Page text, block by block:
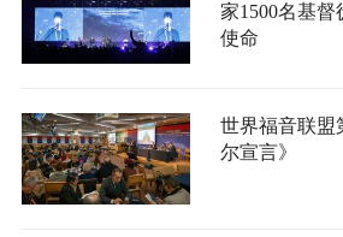
家1500名基督
使命
世界福音联盟
尔宣言》